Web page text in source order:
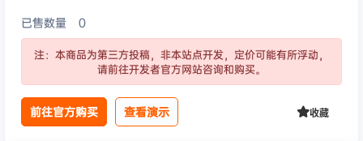
已售数量
0
注：本商品为第三方投稿，非本站点开发，定价可能有所浮动，
请前往开发者官方网站咨询和购买。
前往官方购买 查看演示 收藏